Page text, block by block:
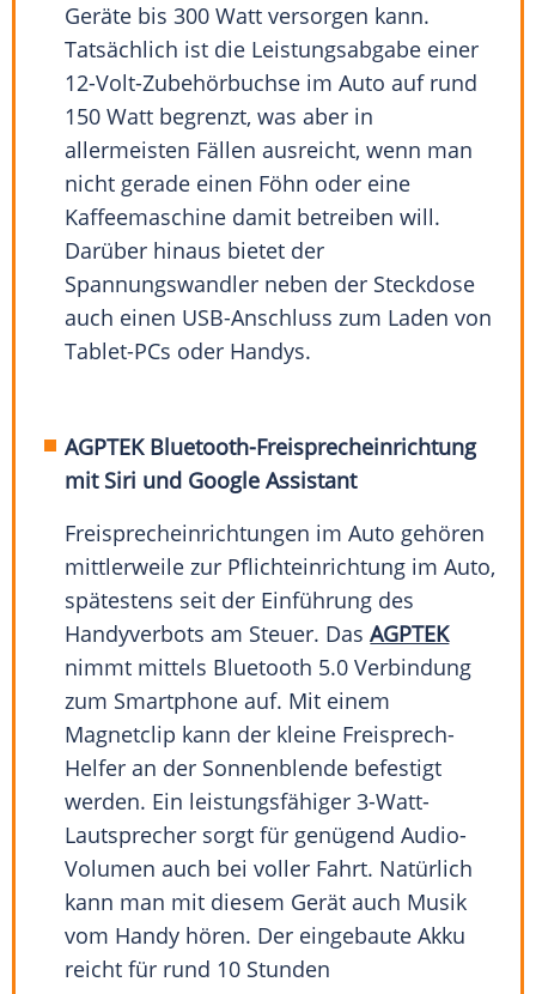
Geräte bis 300 Watt versorgen kann.
Tatsächlich ist die Leistungsabgabe einer
12-Volt-Zubehörbuchse im Auto auf rund
150 Watt begrenzt, was aber in
allermeisten Fällen ausreicht, wenn man
nicht gerade einen Föhn oder eine
Kaffeemaschine damit betreiben will.
Darüber hinaus bietet der
Spannungswandler neben der Steckdose
auch einen USB-Anschluss zum Laden von
Tablet-PCs oder Handys.
AGPTEK Bluetooth-Freisprecheinrichtung
mit Siri und Google Assistant
Freisprecheinrichtungen im Auto gehören
mittlerweile zur Pflichteinrichtung im Auto,
spätestens seit der Einführung des
Handyverbots am Steuer. DasAGPTEK
nimmt mittels Bluetooth 5.0 Verbindung
zum Smartphone auf. Mit einem
Magnetclip kann der kleine Freisprech-
Helfer an der Sonnenblende befestigt
werden. Ein leistungsfähiger 3-Watt-
Lautsprecher sorgt für genügend Audio-
Volumen auch bei voller Fahrt. Natürlich
kann man mit diesem Gerät auch Musik
vom Handy hören. Der eingebaute Akku
reicht für rund 10 Stunden